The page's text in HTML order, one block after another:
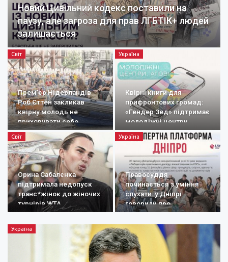
Новий Цивільний кодекс поставили на
паузу, але загроза для прав ЛГБТІК+ людей
залишається
Світ
Прем’єр Нідерландів
Роб Єттен закликав
квірну молодь не
приховувати себе
Україна
Квірні книги для
прифронтових громад:
«Гендер Зед» підтримає
молодіжні центри
Світ
Орина Сабалєнка
підтримала недопуск
транс*жінок до жіночих
турнірів WTA
Україна
Правосуддя
починається з уміння
слухати: у Дніпрі
говорили про
документування
воєнних злочинів
проти…
Україна